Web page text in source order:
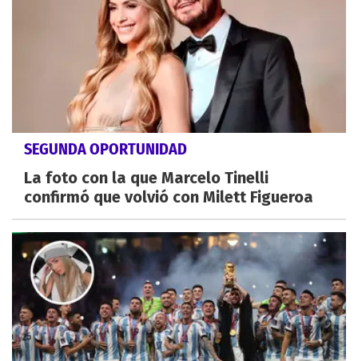
SEGUNDA OPORTUNIDAD
La foto con la que Marcelo Tinelli
confirmó que volvió con Milett Figueroa